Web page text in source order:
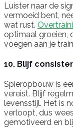
Luister naar de
vermoeid bent,
wat rust.
optimaal groeien,
voegen aan je
10. Blijf
Spieropbouw is
vereist. Blijf
levensstijl. Het is
verloopt, dus
gemotiveerd en